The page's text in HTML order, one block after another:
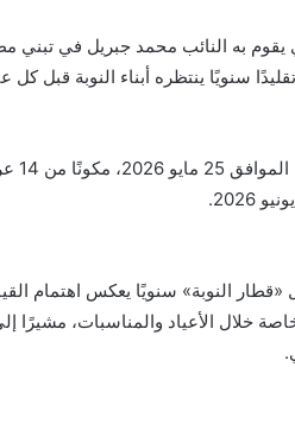
يقوم به النائب محمد جبريل في تبني
سنويًا ينتظره أبناء النوبة قبل كل
«قطار النوبة» سنويًا يعكس اهتمام
خاصة خلال الأعياد والمناسبات،